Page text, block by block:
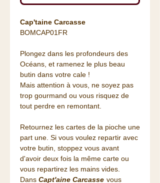
Cap'taine Carcasse
BOMCAP01FR
Plongez dans les profondeurs des
Océans, et ramenez le plus beau
butin dans votre cale !
Mais attention à vous, ne soyez pas
trop gourmand ou vous risquez de
tout perdre en remontant.
Retournez les cartes de la pioche une
part une. Si vous voulez repartir avec
votre butin, stoppez vous avant
d'avoir deux fois la même carte ou
vous repartirez les mains vides.
Dans Capt'aine Carcasse vous